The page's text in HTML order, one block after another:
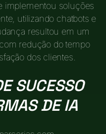
implementou soluções
utilizando chatbots e
resultou em um
redução do tempo
dos clientes.
SUCESSO
DE IA